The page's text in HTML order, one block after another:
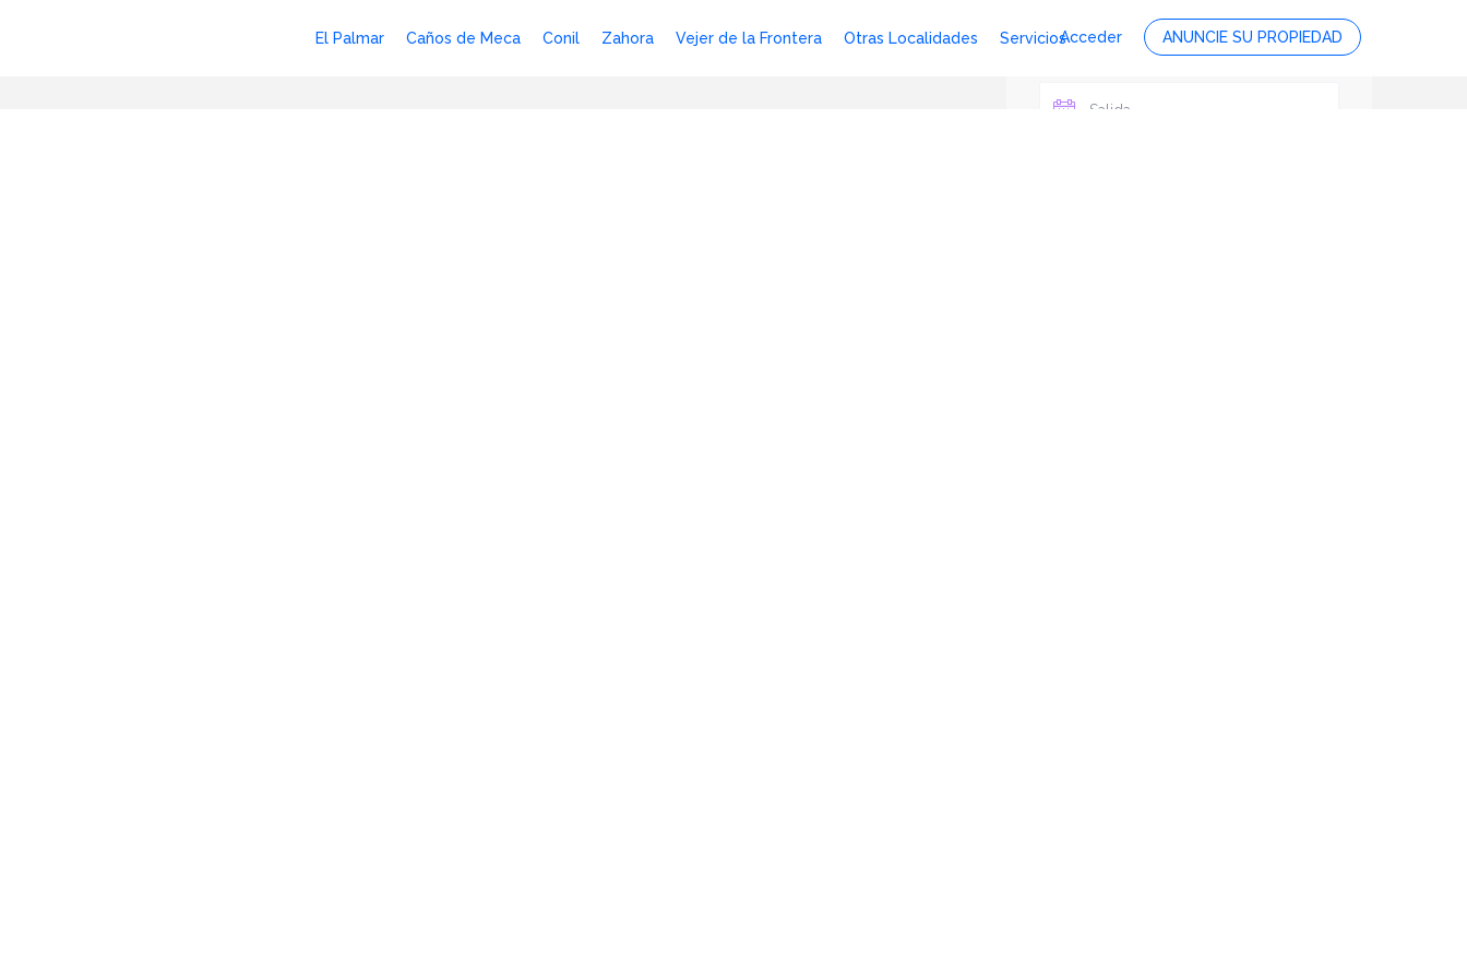
Acceder ANUNCIE SU PROPIEDAD
El Palmar Caños de Meca Conil Zahora Vejer de la Frontera Otras Localidades Servicios